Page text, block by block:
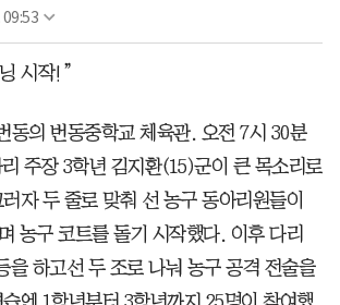
09:53
시작!”
동의 번동중학교 체육관. 오전 7시 30분
주장 3학년 김지환(15)군이 큰 목소리로
자 두 줄로 맞춰 선 농구 동아리원들이
농구 코트를 돌기 시작했다. 이후 다리
을 하고선 두 조로 나눠 농구 공격 전술을